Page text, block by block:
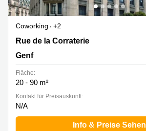
Coworking
+2
Rue de la Corraterie 5, Genf
Rue de la Corraterie
Genf
Fläche:
20 - 90 m²
Kontakt für Preisauskunft:
N/A
Info & Preise Sehen